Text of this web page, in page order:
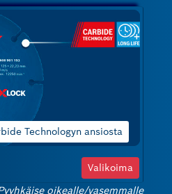
vaihdettaessa.
tiettyihin
myös siksi, että
myös pienimpiin
(halkaisija 76
Valikoima
oikealle/vasemmalle